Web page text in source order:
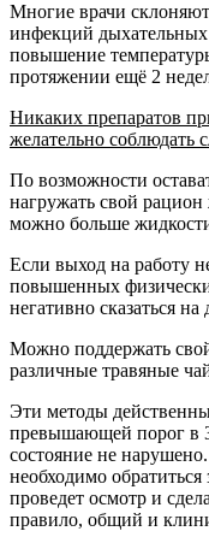
Многие врачи
инфекций
повышение
протяжении ещё 2
Никаких препаратов
желательно соблюдать
По возможности
нагружать свой
можно больше
Если выход на работу
повышенных
негативно сказаться на
Можно поддержать
различные травяные
Эти методы
превышающей порог в
состояние не
необходимо обратиться
проведет осмотр и
правило, общий и